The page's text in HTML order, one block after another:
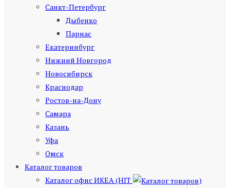
Санкт-Петербург
Дыбенко
Парнас
Екатеринбург
Нижний Новгород
Новосибирск
Краснодар
Ростов-на-Дону
Самара
Казань
Уфа
Омск
Каталог товаров
Каталог офис ИКЕА (HIT
)